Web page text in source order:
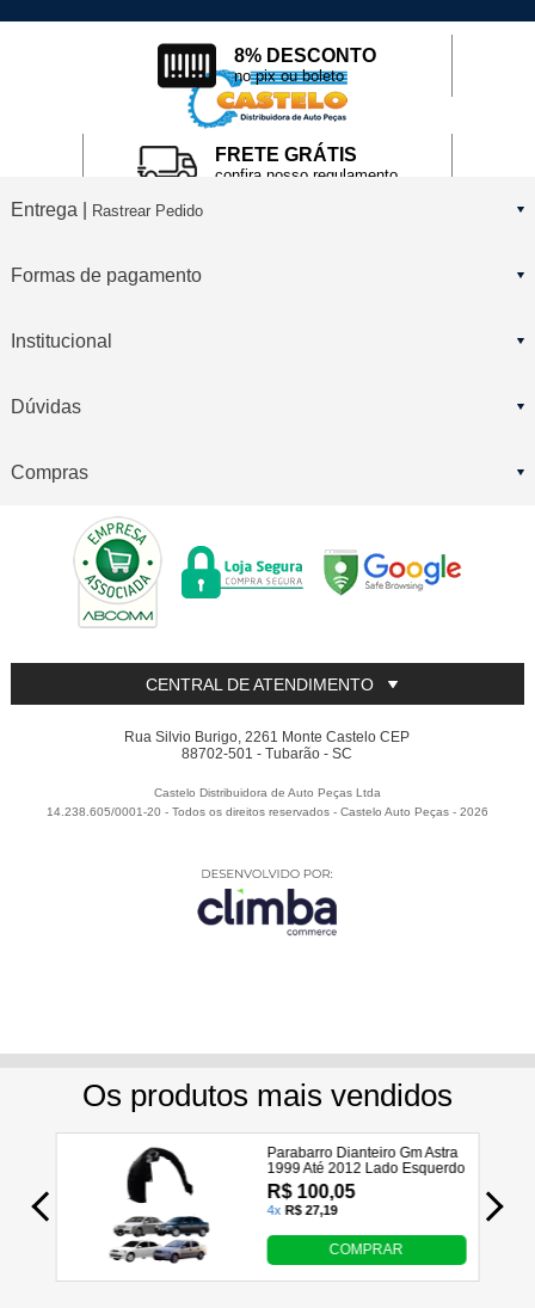
Utilizamos seus dados para analisar e personalizar nossa
loja virtual durante a sua navegação e em serviços de
terceiros parceiros. Ao navegar pela loja virtual, você nos
autoriza a coletar tais informações através do cookies e
utilizá-las para estas finalidades. Em caso de dúvidas,
acesse nossa
Política de Privacidade
Entendi e Aceito
8% DESCONTO
no pix ou boleto
FRETE GRÁTIS
confira nosso regulamento
Entrega | Rastrear Pedido
Formas de pagamento
Institucional
Dúvidas
Compras
CENTRAL DE ATENDIMENTO
Rua Silvio Burigo, 2261 Monte Castelo CEP
88702-501 - Tubarão - SC
Castelo Distribuidora de Auto Peças Ltda
14.238.605/0001-20 - Todos os direitos reservados -Castelo Auto Peças -2026